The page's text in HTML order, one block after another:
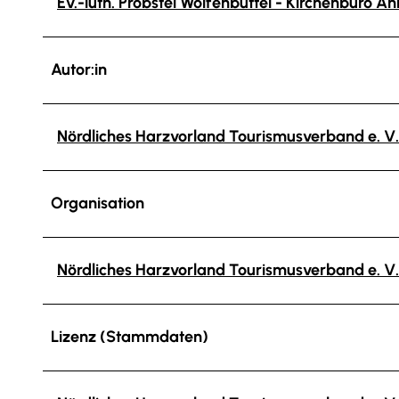
Autor:in
Nördliches Harzvorland Tourismusverband e. V.
Organisation
Nördliches Harzvorland Tourismusverband e. V.
Lizenz (Stammdaten)